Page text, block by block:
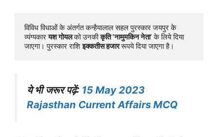
विविध विधाओं के अंतर्गत कन्हैयालाल सहल पुरस्कार जयपुर के
व्यंग्यकार यश गोयल को उनकी कृति ‘नामुमकिन नेता’ के लिये दिया
जाएगा। पुरस्कार राशि इक्कतीस हजार रूपये दिया जाएगा है।
ये भी जरूर पढ़ें: 15 May 2023
Rajasthan Current Affairs MCQ